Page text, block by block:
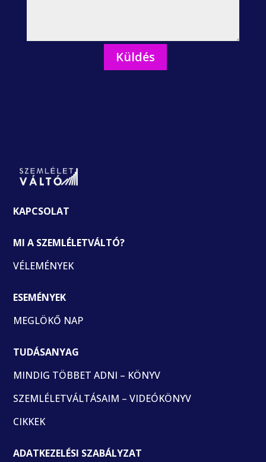
Küldés
KAPCSOLAT
MI A SZEMLÉLETVÁLTÓ?
VÉLEMÉNYEK
ESEMÉNYEK
MEGLÖKŐ NAP
TUDÁSANYAG
MINDIG TÖBBET ADNI – KÖNYV
SZEMLÉLETVÁLTÁSAIM – VIDEÓKÖNYV
CIKKEK
ADATKEZELÉSI SZABÁLYZAT